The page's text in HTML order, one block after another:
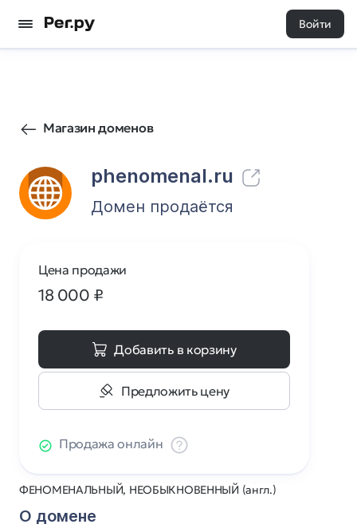
Войти
Магазин доменов
phenomenal.ru
2154 0
Домен продаётся
ФЕНОМЕНАЛЬНЫЙ, НЕОБЫКНОВЕННЫЙ (англ.)
О домене
Цена продажи
18 000 ₽
Добавить в корзину
Предложить цену
Продажа онлайн